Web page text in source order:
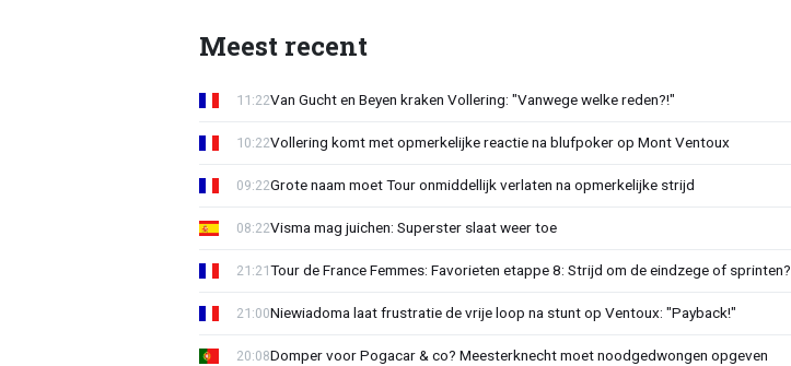
Meest recent
Van Gucht en Beyen kraken Vollering: "Vanwege welke reden?!"
11:22
Vollering komt met opmerkelijke reactie na blufpoker op Mont Ventoux
10:22
Grote naam moet Tour onmiddellijk verlaten na opmerkelijke strijd
09:22
Visma mag juichen: Superster slaat weer toe
08:22
Tour de France Femmes: Favorieten etappe 8: Strijd om de eindzege of sprinten?
21:21
Niewiadoma laat frustratie de vrije loop na stunt op Ventoux: "Payback!"
21:00
Domper voor Pogacar & co? Meesterknecht moet noodgedwongen opgeven
20:08